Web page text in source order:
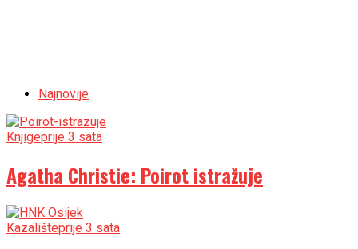
Najnovije
Knjigeprije 3 sata
Agatha Christie: Poirot istražuje
Kazališteprije 3 sata